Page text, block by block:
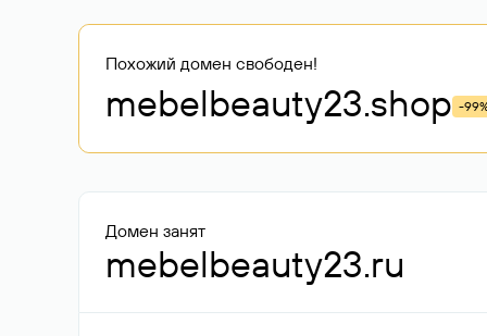
Похожий домен свободен!
mebelbeauty23.shop -
Домен занят
mebelbeauty23.ru